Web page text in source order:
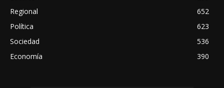
Regional
652
Política
623
Sociedad
536
Economía
390